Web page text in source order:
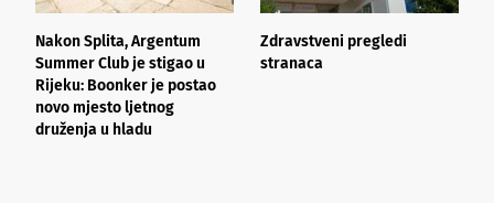
Nakon Splita, Argentum
Summer Club je stigao u
Rijeku: Boonker je postao
novo mjesto ljetnog
druženja u hladu
Zdravstveni pregledi
stranaca